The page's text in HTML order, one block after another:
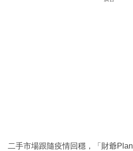
二手市場跟隨疫情回穩，「財爺